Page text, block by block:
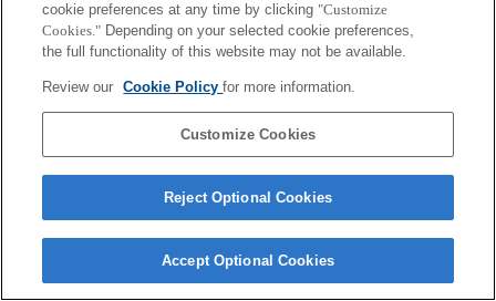
cookie preferences at any time by clicking "Customize
Cookies." Depending on your selected cookie preferences,
the full functionality of this website may not be available.
Review our Cookie Policyfor more information.
Customize Cookies
Reject Optional Cookies
Accept Optional Cookies